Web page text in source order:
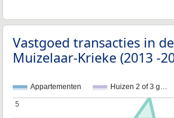
Vastgoed transacties in
Muizelaar-Krieke (2013 -
Appartementen Huizen 2 of 3 g…
5
5